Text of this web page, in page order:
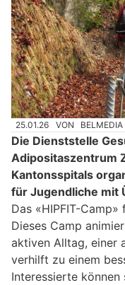
25.01.26 VON
Die Dienststelle
Adipositaszentrum
Kantonsspitals
für Jugendliche mit
Das «HIPFIT-
Dieses Camp
aktiven Alltag, einer
verhilft zu einem
Interessierte